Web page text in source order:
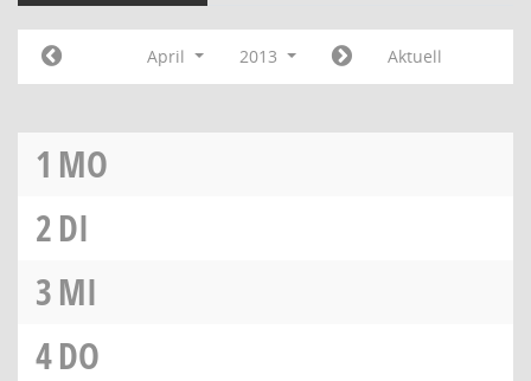
April 2013 Aktuell
1 MO
2DI
3MI
4DO